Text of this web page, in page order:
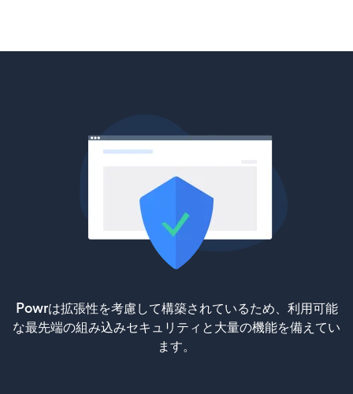
Powrは拡張性を考慮して構築されているため、利用可能
な最先端の組み込みセキュリティと大量の機能を備えてい
ます。